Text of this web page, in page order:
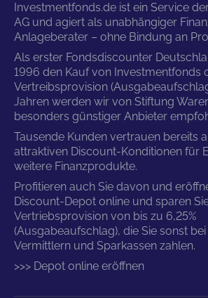
Investmentfonds.de ist ein Service
AG und agiert als unabhängiger
Anlageberater – ohne Bindung an
Als erster Fondsdiscounter
1996 den Kauf von Investmentfonds
Vertreibsprovision
Jahren werden wir von Stiftung
besonders günstiger Anbieter
Tausende Kunden vertrauen bereits
attraktiven Discount-Konditionen für
weitere Finanzprodukte.
Profitieren auch Sie davon und
Discount-Depot online und sparen
Vertriebsprovision von bis zu 6,25%
(Ausgabeaufschlag), die Sie sonst
Vermittlern und Sparkassen zahlen.
>>> Depot online eröffnen